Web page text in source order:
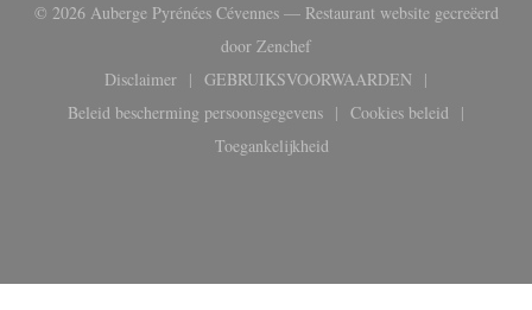
© 2026 Auberge Pyrénées Cévennes — Restaurant website gecreëerd
door Zenchef((opent in een nieuw venster))
Disclaimer
((opent in een nieuw venster))
GEBRUIKSVOORWAARDEN
((opent in een nieuw venster))
Beleid bescherming persoonsgegevens
((opent in een nieuw venster))
Cookies beleid
((opent in een
Toegankelijkheid
((opent in een nieuw venster))